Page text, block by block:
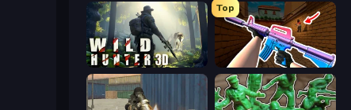
Wild Hunter 3D
Top
KS Z